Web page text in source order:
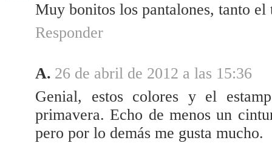
Muy bonitos los pantalones, tanto
Responder
A. 26 de abril de 2012 a las 15:36
Genial, estos colores y el
primavera. Echo de menos un
pero por lo demás me gusta mucho.